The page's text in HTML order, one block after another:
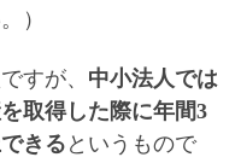
）
すが、 中小法人では
取得した際に年間3
きるというもので